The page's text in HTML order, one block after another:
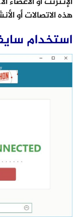
هذه الاتصالات أو
استخدام